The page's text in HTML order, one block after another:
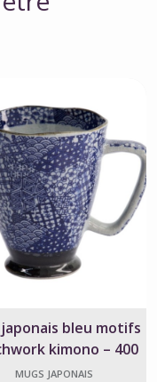
bleu motifs
kimono – 400
ml
MUGS JAPONAIS